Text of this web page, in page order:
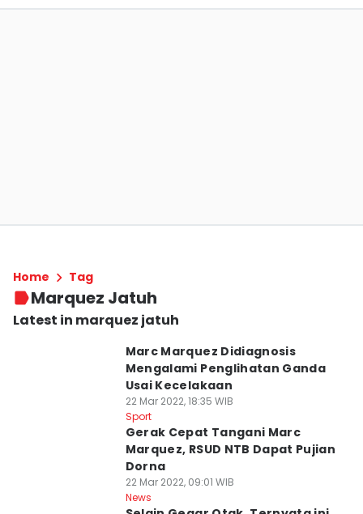
Home Tag
Marquez Jatuh
Latest in marquez jatuh
Marc Marquez Didiagnosis
Mengalami Penglihatan Ganda
Usai Kecelakaan
22 Mar 2022, 18:35 WIB
Sport
Gerak Cepat Tangani Marc
Marquez, RSUD NTB Dapat Pujian
Dorna
22 Mar 2022, 09:01 WIB
News